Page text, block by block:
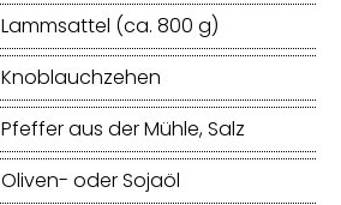
Lammsattel (ca. 800 g)
Knoblauchzehen
Pfeffer aus der Mühle, Salz
Oliven- oder Sojaöl